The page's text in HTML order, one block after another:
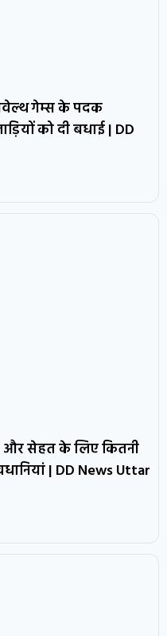
गेम्स के पदक
को दी बधाई | DD
और सेहत के लिए कितनी
| DD News Uttar